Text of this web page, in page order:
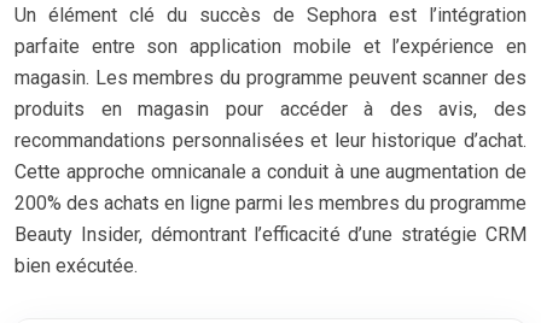
Un élément clé du succès de Sephora est l’intégration
parfaite entre son application mobile et l’expérience en
magasin. Les membres du programme peuvent scanner des
produits en magasin pour accéder à des avis, des
recommandations personnalisées et leur historique d’achat.
Cette approche omnicanale a conduit à une augmentation de
200% des achats en ligne parmi les membres du programme
Beauty Insider, démontrant l’efficacité d’une stratégie CRM
bien exécutée.